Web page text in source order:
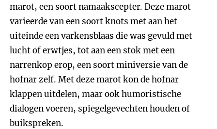
marot, een soort namaakscepter. Deze marot
varieerde van een soort knots met aan het
uiteinde een varkensblaas die was gevuld met
lucht of erwtjes, tot aan een stok met een
narrenkop erop, een soort miniversie van de
hofnar zelf. Met deze marot kon de hofnar
klappen uitdelen, maar ook humoristische
dialogen voeren, spiegelgevechten houden of
buikspreken.